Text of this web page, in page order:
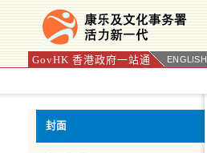
GovHK 香港政府一站通 ENGLISH
封面